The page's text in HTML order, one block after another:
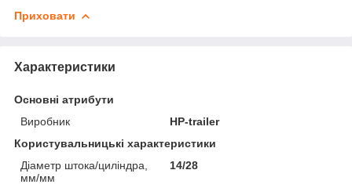
Приховати
Характеристики
Основні атрибути
Виробник
HP-trailer
Користувальницькі характеристики
Діаметр штока/циліндра,
мм/мм
14/28